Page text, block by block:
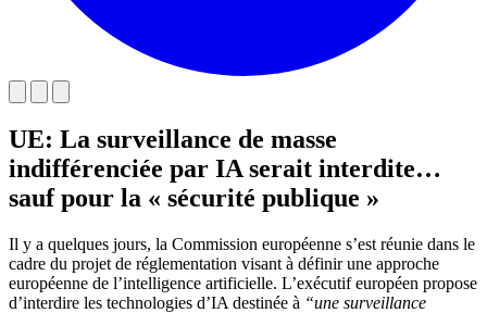
UE: La surveillance de masse
indifférenciée par IA serait interdite…
sauf pour la « sécurité publique »
Il y a quelques jours, la Commission européenne s’est réunie dans le
cadre du projet de réglementation visant à définir une approche
européenne de l’intelligence artificielle. L’exécutif européen propose
d’interdire les technologies d’IA destinée à “une surveillance